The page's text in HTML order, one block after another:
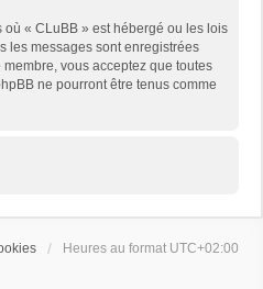
« CLuBB » est hébergé ou les lois
les messages sont enregistrées
vous acceptez que toutes
ne pourront être tenus comme
Heures au format UTC+02:00